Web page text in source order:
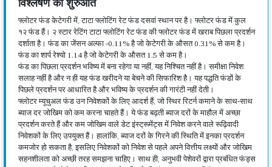
विश्लेषण की शुरुआत
फ्लोटर फंड केटेगरी में, टाटा फ्लोटिंग रेट फंड दसवां स्थान पर है। फ्लोटर फंड में कुल
१२ फंड हैं। २ स्टार रेटिंग टाटा फ्लोटिंग रेट फंड की फ्लोटर फंड में खराब पिछला प्रदर्शन
दर्शाता है। फंड का जेंसन अल्फा -0.11% है जो केटेगरी के औसत 0.31% से कम है।
फंड का शार्प रेश्यो 1.14 है जो केटेगरी के औसत 1.5 से कम है।
फंड का पिछला प्रदर्शन भविष्य में बना रहेगा या नहीं, यह निश्चित नहीं है। समीक्षा निवेश
सलाह नहीं है और न ही यह फंड खरीदने या बेचने की सिफारिश है। यह पद्धति फंडों के
पिछले प्रदर्शन पर आधारित है और भविष्य के प्रदर्शन की गारंटी नहीं देती।
फ्लोटर म्यूचुअल फंड उन निवेशकों के लिए आदर्श हैं, जो स्थिर रिटर्न कमाने के साथ-साथ
ब्याज दर जोखिम को कम करना चाहते हैं। ये फंड बढ़ती ब्याज दरों के माहौल में अच्छा
प्रदर्शन करते हैं और कम जोखिम वाले डेट इंस्ट्रूमेंट्स में निवेश करने वाले रूढ़िवादी
निवेशकों के लिए उपयुक्त हैं। हालांकि, ब्याज दरों के गिरने की स्थिति में इनका प्रदर्शन
कमजोर हो सकता है, इसलिए निवेशकों को निवेश से पहले अपने वित्तीय लक्ष्यों और जोखिम
सहनशीलता को अच्छी तरह समझना चाहिए। साथ ही, अनुभवी पेशेवरों द्वारा प्रबंधित फंड्स